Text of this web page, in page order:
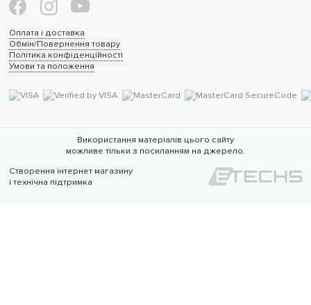
Оплата і доставка
Обмін/Повернення товару
Політика конфіденційності
Умови та положення
Використання матеріалів цього сайту
можливе тільки з посиланням на джерело.
Створення інтернет магазину
і технічна підтримка